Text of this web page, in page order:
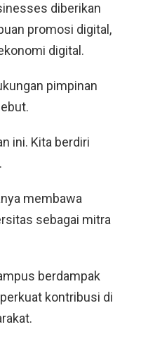
diberikan
promosi digital,
digital.
pimpinan
ini. Kita berdiri
membawa
sebagai mitra
berdampak
kontribusi di